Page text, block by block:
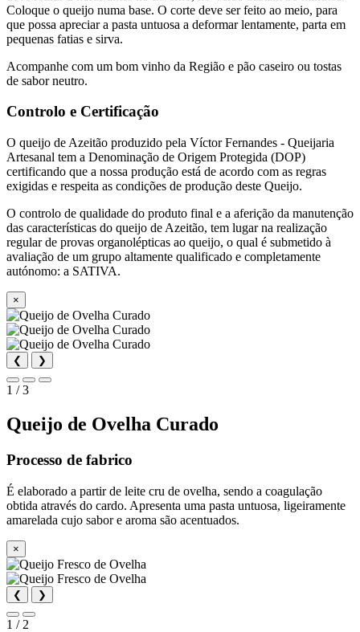
Coloque o queijo numa base. O corte deve ser feito ao meio, para
que possa apreciar a pasta untuosa a deformar lentamente, parta em
pequenas fatias e sirva.
Acompanhe com um bom vinho da Região e pão caseiro ou tostas
de sabor neutro.
Controlo e Certificação
O queijo de Azeitão produzido pela Víctor Fernandes - Queijaria
Artesanal tem a Denominação de Origem Protegida (DOP)
certificando que a nossa produção está de acordo com as regras
exigidas e respeita as condições de produção deste Queijo.
O controlo de qualidade do produto final e a aferição da manutenção
das características do queijo de Azeitão, tem lugar na realização
regular de provas organolépticas ao queijo, o qual é submetido à
avaliação de um grupo altamente qualificado e completamente
autónomo: a SATIVA.
×
❮ ❯
1 / 3
Queijo de Ovelha Curado
Processo de fabrico
É elaborado a partir de leite cru de ovelha, sendo a coagulação
obtida através do cardo. Apresenta uma pasta untuosa, ligeiramente
amarelada cujo sabor e aroma são acentuados.
×
❮ ❯
1 / 2